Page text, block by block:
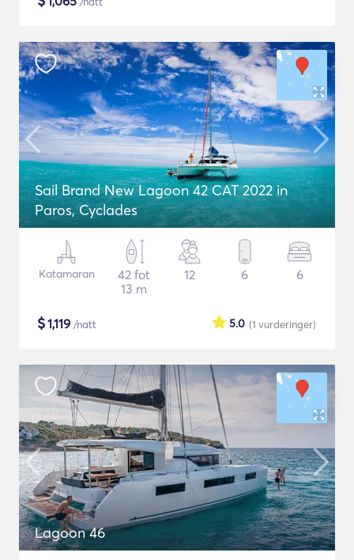
Sail Brand New Lagoon 42 CAT 2022 in
Paros, Cyclades
Katamaran
42 fot
13 m
12 6 6
$1,119 /natt (1 vurderinger)
5.0
Lagoon 46